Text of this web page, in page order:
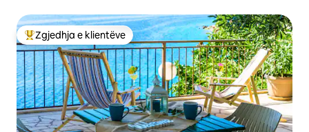
Më të mirat e zgjedhjeve të klientëve
Zgjedhja e klientëve